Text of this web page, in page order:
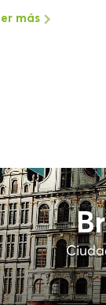
más